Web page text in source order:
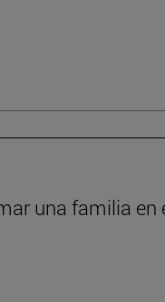
una familia en